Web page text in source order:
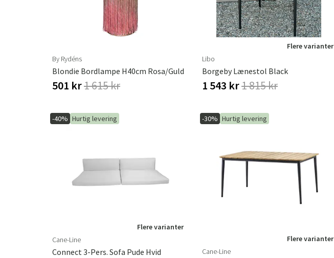
By Rydéns
Blondie Bordlampe H40cm Rosa/guld
501 kr1 615 kr
Flere varianter
Libo
Borgeby Lænestol Black
1 543 kr1 815 kr
-40% Hurtig levering
Flere varianter
Cane-Line
Connect 3-Pers. Sofa Pude Hvid
-30% Hurtig levering
Flere varianter
Cane-Line